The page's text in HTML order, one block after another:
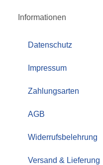
Informationen
Datenschutz
Impressum
Zahlungsarten
AGB
Widerrufsbelehrung
Versand & Lieferung